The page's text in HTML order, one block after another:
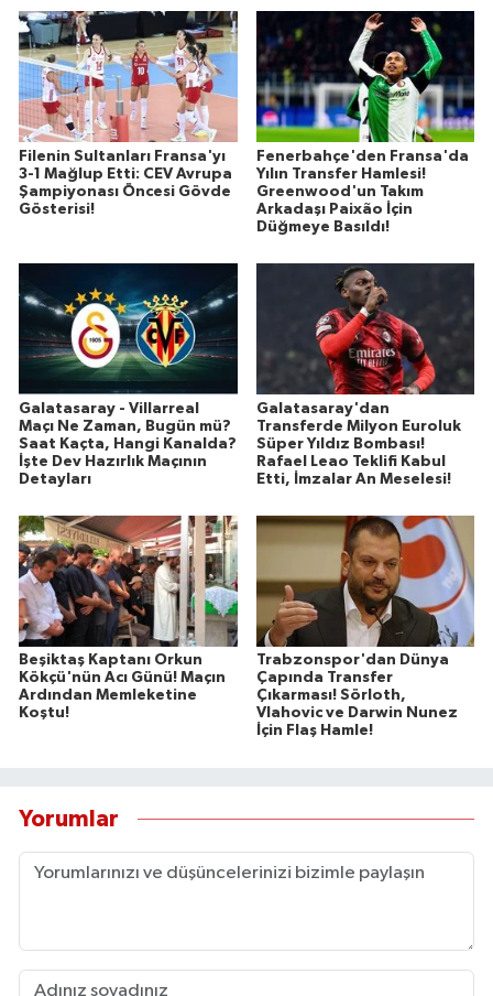
Filenin Sultanları Fransa'yı
3-1 Mağlup Etti: CEV Avrupa
Şampiyonası Öncesi Gövde
Gösterisi!
Fenerbahçe'den Fransa'da
Yılın Transfer Hamlesi!
Greenwood'un Takım
Arkadaşı Paixão İçin
Düğmeye Basıldı!
Galatasaray - Villarreal
Maçı Ne Zaman, Bugün mü?
Saat Kaçta, Hangi Kanalda?
İşte Dev Hazırlık Maçının
Detayları
Galatasaray'dan
Transferde Milyon Euroluk
Süper Yıldız Bombası!
Rafael Leao Teklifi Kabul
Etti, İmzalar An Meselesi!
Beşiktaş Kaptanı Orkun
Kökçü'nün Acı Günü! Maçın
Ardından Memleketine
Koştu!
Trabzonspor'dan Dünya
Çapında Transfer
Çıkarması! Sörloth,
Vlahovic ve Darwin Nunez
İçin Flaş Hamle!
Yorumlar